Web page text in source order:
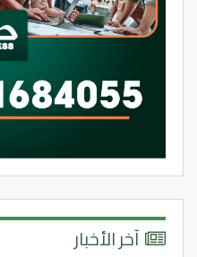
آخر الأخبار